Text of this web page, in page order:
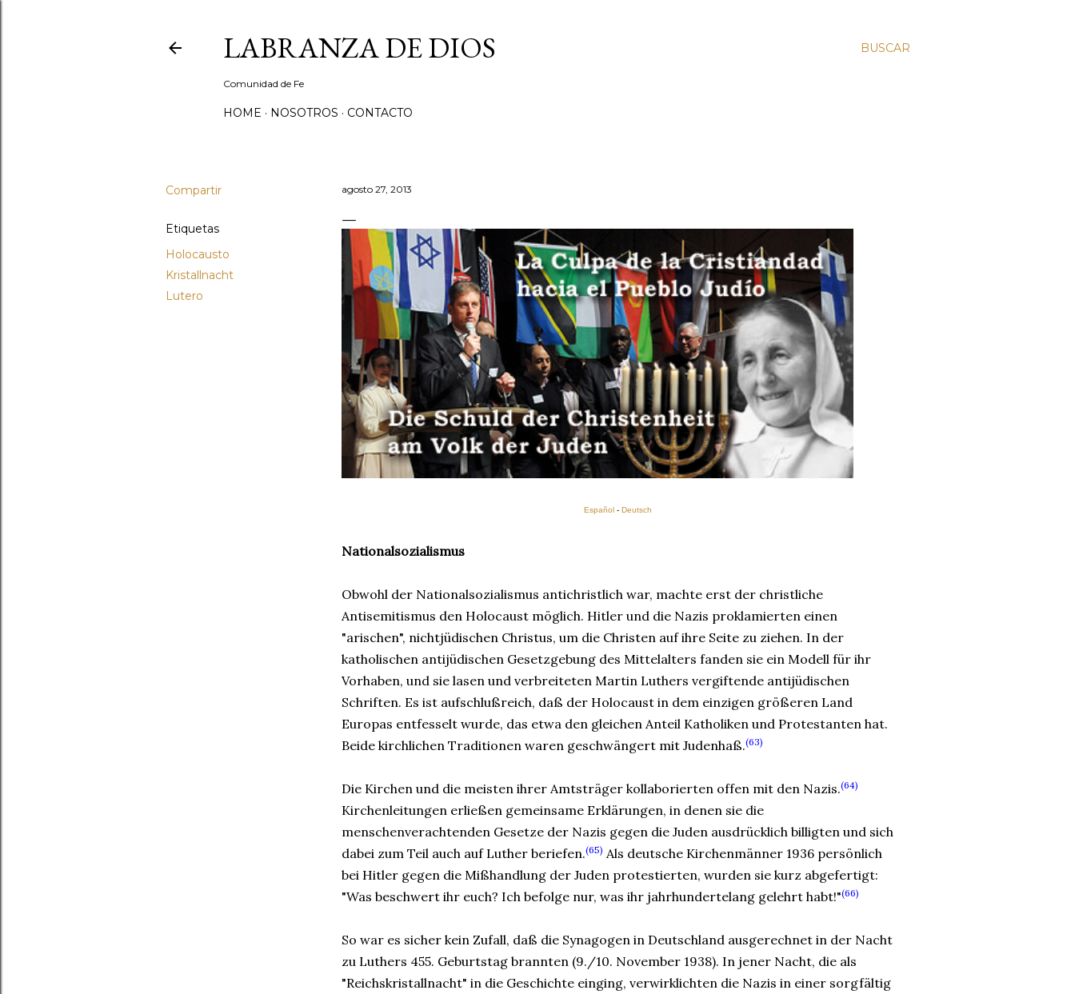
BUSCAR
LABRANZA DE DIOS
Comunidad de Fe
HOME NOSOTROS CONTACTO
Compartir
Etiquetas
Holocausto
Kristallnacht
Lutero
agosto 27, 2013
Español- Deutsch
Nationalsozialismus
Obwohl der Nationalsozialismus antichristlich war, machte erst der christliche
Antisemitismus den Holocaust möglich. Hitler und die Nazis proklamierten einen
"arischen", nichtjüdischen Christus, um die Christen auf ihre Seite zu ziehen. In der
katholischen antijüdischen Gesetzgebung des Mittelalters fanden sie ein Modell für ihr
Vorhaben, und sie lasen und verbreiteten Martin Luthers vergiftende antijüdischen
Schriften. Es ist aufschlußreich, daß der Holocaust in dem einzigen größeren Land
Europas entfesselt wurde, das etwa den gleichen Anteil Katholiken und Protestanten hat.
Beide kirchlichen Traditionen waren geschwängert mit Judenhaß.(63)
Die Kirchen und die meisten ihrer Amtsträger kollaborierten offen mit den Nazis.(64)
Kirchenleitungen erließen gemeinsame Erklärungen, in denen sie die
menschenverachtenden Gesetze der Nazis gegen die Juden ausdrücklich billigten und sich
dabei zum Teil auch auf Luther beriefen.(65) Als deutsche Kirchenmänner 1936 persönlich
bei Hitler gegen die Mißhandlung der Juden protestierten, wurden sie kurz abgefertigt:
"Was beschwert ihr euch? Ich befolge nur, was ihr jahrhundertelang gelehrt habt!"(66)
So war es sicher kein Zufall, daß die Synagogen in Deutschland ausgerechnet in der Nacht
zu Luthers 455. Geburtstag brannten (9./10. November 1938). In jener Nacht, die als
"Reichskristallnacht" in die Geschichte einging, verwirklichten die Nazis in einer sorgfältig